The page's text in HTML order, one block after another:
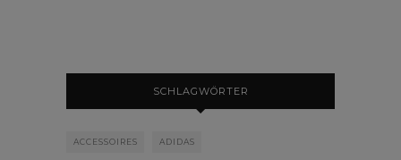
SCHLAGWÖRTER
ACCESSOIRES ADIDAS